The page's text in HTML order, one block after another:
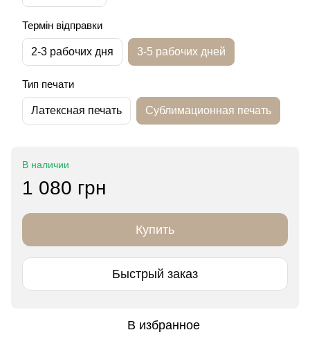
Термін відправки
2-3 рабочих дня 3-5 рабочих дней
Тип печати
Латексная печать Сублимационная печать
В наличии
1 080 грн
Купить
Быстрый заказ
В избранное